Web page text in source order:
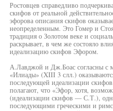
Ростовцев справедливо
скифов от реальной
эфорова описания скифов
неопределенным. Это Гомер и
традиция о Золотом веке и
раскрывает, в чем же состояло
идеализацию скифов Эфором.
А.Лавджой и Дж.Боас согласны с
«Илиады» (XIII 3 слл.)
последующей идеализации
полагают, что «Эфор, хотя,
(идеализации скифов — С.Т.),
последующими греческими и